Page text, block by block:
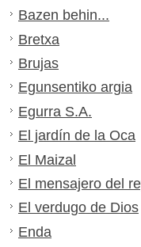
Bazen behin...
Bretxa
Brujas
Egunsentiko argia
Egurra S.A.
El jardín de la Oca
El Maizal
El mensajero del
El verdugo de Dios
Enda